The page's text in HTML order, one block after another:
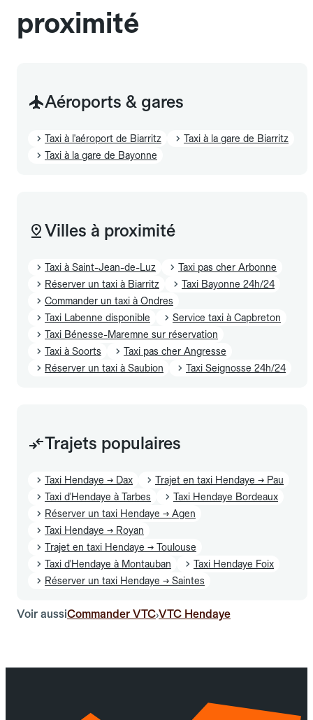
proximité
Aéroports & gares
Taxi à l'aéroport de Biarritz
Taxi à la gare de Biarritz
Taxi à la gare de Bayonne
Villes à proximité
Taxi à Saint-Jean-de-Luz
Taxi pas cher Arbonne
Réserver un taxi à Biarritz
Taxi Bayonne 24h/24
Commander un taxi à Ondres
Taxi Labenne disponible
Service taxi à Capbreton
Taxi Bénesse-Maremne sur réservation
Taxi à Soorts
Taxi pas cher Angresse
Réserver un taxi à Saubion
Taxi Seignosse 24h/24
Trajets populaires
Taxi Hendaye → Dax
Trajet en taxi Hendaye → Pau
Taxi d'Hendaye à Tarbes
Taxi Hendaye Bordeaux
Réserver un taxi Hendaye → Agen
Taxi Hendaye → Royan
Trajet en taxi Hendaye → Toulouse
Taxi d'Hendaye à Montauban
Taxi Hendaye Foix
Réserver un taxi Hendaye → Saintes
Voir aussiCommander VTC›VTC Hendaye